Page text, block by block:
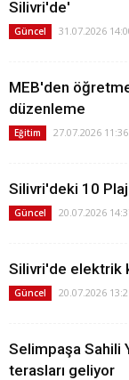
Silivri'de'
Güncel 31.07.2026
MEB'den
düzenleme
Eğitim 27.07.2026
Silivri'deki 10 Plaj
Güncel 20.07.2026
Silivri'de elektrik
Güncel 20.07.2026
Selimpaşa Sahili
terasları geliyor